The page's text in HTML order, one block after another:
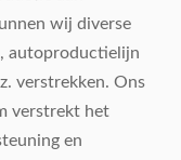
wij diverse
autoproductielijn
verstrekken. Ons
verstrekt het
en